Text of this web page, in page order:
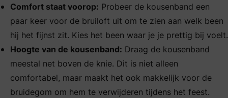
Comfort staat voorop: Probeer de kousenband een
paar keer voor de bruiloft uit om te zien aan welk been
hij het fijnst zit. Kies het been waar je je prettig bij voelt.
Hoogte van de kousenband: Draag de kousenband
meestal net boven de knie. Dit is niet alleen
comfortabel, maar maakt het ook makkelijk voor de
bruidegom om hem te verwijderen tijdens het feest.